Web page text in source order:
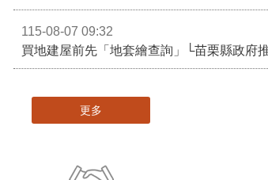
115-08-07 09:32
買地建屋前先「地套繪查詢」└苗栗縣政府
更多